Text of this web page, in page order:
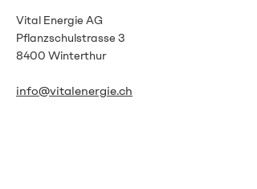
Vital Energie AG
Pflanzschulstrasse 3
8400 Winterthur
info@vitalenergie.ch